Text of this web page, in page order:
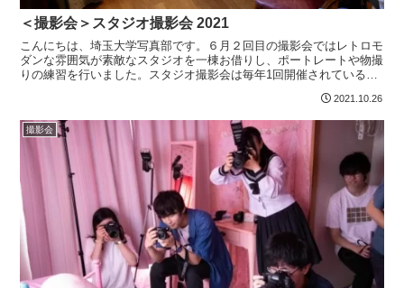
＜撮影会＞スタジオ撮影会 2021
こんにちは、埼玉大学写真部です。６月２回目の撮影会ではレトロモ
ダンな雰囲気が素敵なスタジオを一棟お借りし、ポートレートや物撮
りの練習を行いました。スタジオ撮影会は毎年1回開催されている恒
2021.10.26
撮影会